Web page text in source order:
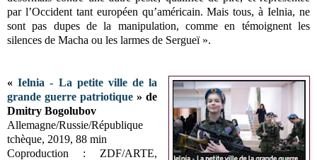
par l’Occident tant européen qu’américain. Mais tous, à Ielnia, ne
sont pas dupes de la manipulation, comme en témoignent les
silences de Macha ou les larmes de Sergueï ».
«Ielnia - La petite ville de la
grande guerre patriotique » de
Dmitry Bogolubov
Allemagne/Russie/République
tchèque, 2019, 88 min
Coproduction : ZDF/ARTE,